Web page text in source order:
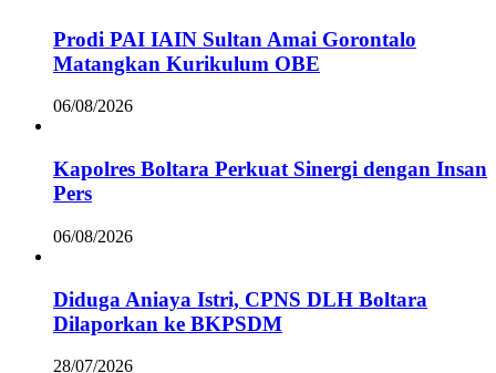
Prodi PAI IAIN Sultan Amai Gorontalo
Matangkan Kurikulum OBE
06/08/2026
Kapolres Boltara Perkuat Sinergi dengan Insan
Pers
06/08/2026
Diduga Aniaya Istri, CPNS DLH Boltara
Dilaporkan ke BKPSDM
28/07/2026